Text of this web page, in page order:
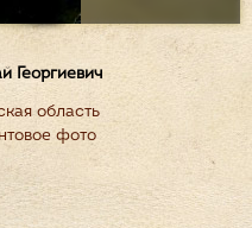
Георгиевич
область
фото